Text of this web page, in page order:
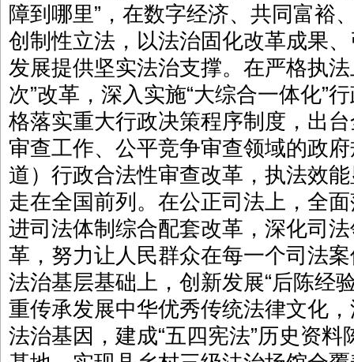
障到哪里”，在数字经济、共同富裕
创制性立法，以法治固化改革成果
发展提供坚实法治支撑。在严格执
次”改革，深入实施“大综合一体化”
格落实重大行政决策程序制度，出
审查工作、公平竞争审查领域的政
道）行政合法性审查改革，执法效
走在全国前列。在公正司法上，全
进司法体制综合配套改革，深化司
革，努力让人民群众在每一个司法
法治基层基础上，创新发展“后陈经
重传承发展中华优秀传统法律文化
法治基因，建成“五四宪法”历史资料